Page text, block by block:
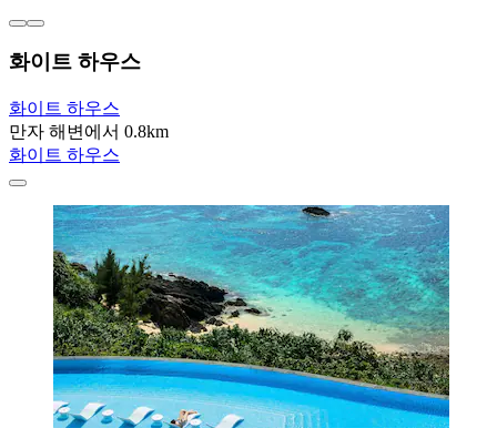
화이트 하우스
화이트 하우스
만자 해변에서 0.8km
화이트 하우스